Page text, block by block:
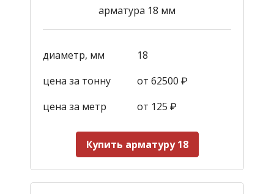
арматура 18 мм
диаметр, мм
18
цена за тонну
от 62500 ₽
цена за метр
от 125 ₽
Купить арматуру 18